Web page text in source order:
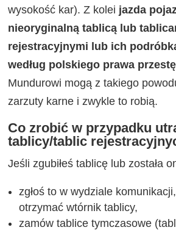
wysokość kar). Z kolei jazda
nieoryginalną tablicą lub
rejestracyjnymi lub ich
według polskiego prawa
Mundurowi mogą z takiego
zarzuty karne i zwykle to robią.
Co zrobić w przypadku
tablicy/tablic
Jeśli zgubiłeś tablicę lub została
zgłoś to w wydziale
otrzymać wtórnik tablicy,
zamów tablice tymczasowe